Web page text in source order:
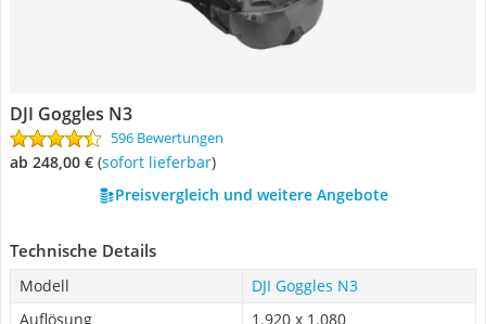
DJI Goggles N3
596 Bewertungen
ab 248,00 € ( Sofort lieferbar)
Preisvergleich und weitere Angebote
Technische Details
Modell
DJI Goggles N3
Auflösung
1.920 x 1.080